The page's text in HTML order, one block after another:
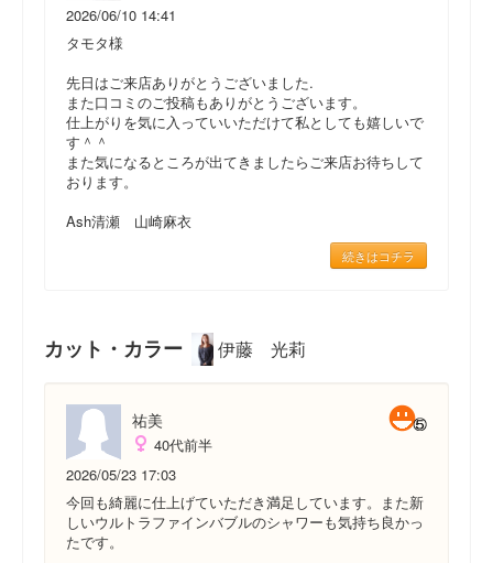
2026/06/10 14:41
タモタ様
先日はご来店ありがとうございました.
また口コミのご投稿もありがとうございます。
仕上がりを気に入っていいただけて私としても嬉しいで
す＾＾
また気になるところが出てきましたらご来店お待ちして
おります。
Ash清瀬 山崎麻衣
続きはコチラ
カット・カラー 伊藤 光莉
祐美
40代前半
2026/05/23 17:03
今回も綺麗に仕上げていただき満足しています。また新
しいウルトラファインバブルのシャワーも気持ち良かっ
たです。